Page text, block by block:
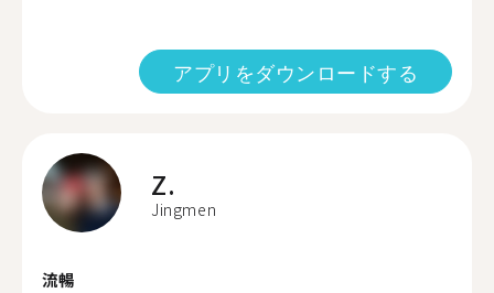
アプリをダウンロードする
Z.
Jingmen
流暢